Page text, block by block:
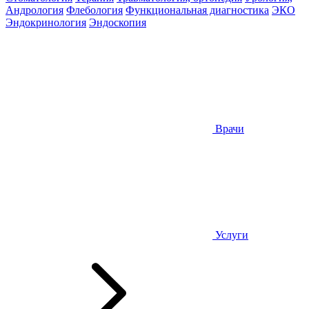
Андрология Флебология Функциональная диагностика ЭКО
Эндокринология Эндоскопия
Врачи
Услуги